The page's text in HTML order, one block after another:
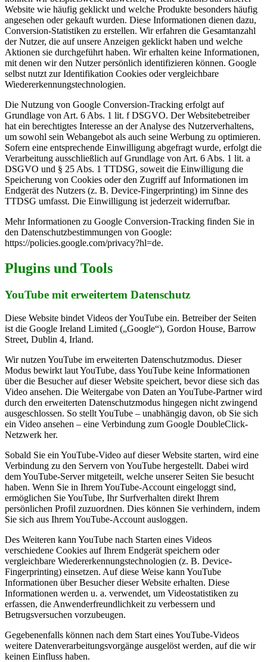
Website wie häufig geklickt und welche Produkte besonders häufig
angesehen oder gekauft wurden. Diese Informationen dienen dazu,
Conversion-Statistiken zu erstellen. Wir erfahren die Gesamtanzahl
der Nutzer, die auf unsere Anzeigen geklickt haben und welche
Aktionen sie durchgeführt haben. Wir erhalten keine Informationen,
mit denen wir den Nutzer persönlich identifizieren können. Google
selbst nutzt zur Identifikation Cookies oder vergleichbare
Wiedererkennungstechnologien.
Die Nutzung von Google Conversion-Tracking erfolgt auf
Grundlage von Art. 6 Abs. 1 lit. f DSGVO. Der Websitebetreiber
hat ein berechtigtes Interesse an der Analyse des Nutzerverhaltens,
um sowohl sein Webangebot als auch seine Werbung zu optimieren.
Sofern eine entsprechende Einwilligung abgefragt wurde, erfolgt die
Verarbeitung ausschließlich auf Grundlage von Art. 6 Abs. 1 lit. a
DSGVO und § 25 Abs. 1 TTDSG, soweit die Einwilligung die
Speicherung von Cookies oder den Zugriff auf Informationen im
Endgerät des Nutzers (z. B. Device-Fingerprinting) im Sinne des
TTDSG umfasst. Die Einwilligung ist jederzeit widerrufbar.
Mehr Informationen zu Google Conversion-Tracking finden Sie in
den Datenschutzbestimmungen von Google:
https://policies.google.com/privacy?hl=de.
Plugins und Tools
YouTube mit erweitertem Datenschutz
Diese Website bindet Videos der YouTube ein. Betreiber der Seiten
ist die Google Ireland Limited („Google“), Gordon House, Barrow
Street, Dublin 4, Irland.
Wir nutzen YouTube im erweiterten Datenschutzmodus. Dieser
Modus bewirkt laut YouTube, dass YouTube keine Informationen
über die Besucher auf dieser Website speichert, bevor diese sich das
Video ansehen. Die Weitergabe von Daten an YouTube-Partner wird
durch den erweiterten Datenschutzmodus hingegen nicht zwingend
ausgeschlossen. So stellt YouTube – unabhängig davon, ob Sie sich
ein Video ansehen – eine Verbindung zum Google DoubleClick-
Netzwerk her.
Sobald Sie ein YouTube-Video auf dieser Website starten, wird eine
Verbindung zu den Servern von YouTube hergestellt. Dabei wird
dem YouTube-Server mitgeteilt, welche unserer Seiten Sie besucht
haben. Wenn Sie in Ihrem YouTube-Account eingeloggt sind,
ermöglichen Sie YouTube, Ihr Surfverhalten direkt Ihrem
persönlichen Profil zuzuordnen. Dies können Sie verhindern, indem
Sie sich aus Ihrem YouTube-Account ausloggen.
Des Weiteren kann YouTube nach Starten eines Videos
verschiedene Cookies auf Ihrem Endgerät speichern oder
vergleichbare Wiedererkennungstechnologien (z. B. Device-
Fingerprinting) einsetzen. Auf diese Weise kann YouTube
Informationen über Besucher dieser Website erhalten. Diese
Informationen werden u. a. verwendet, um Videostatistiken zu
erfassen, die Anwenderfreundlichkeit zu verbessern und
Betrugsversuchen vorzubeugen.
Gegebenenfalls können nach dem Start eines YouTube-Videos
weitere Datenverarbeitungsvorgänge ausgelöst werden, auf die wir
keinen Einfluss haben.